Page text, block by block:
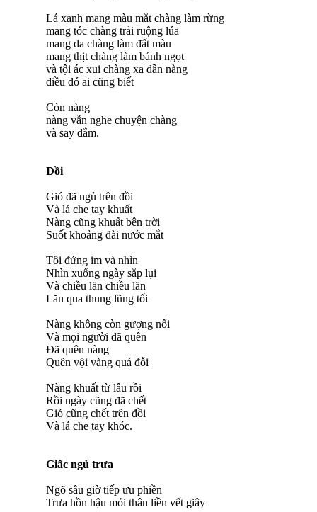
Lá xanh mang màu mắt chàng làm rừng
mang tóc chàng trải ruộng lúa
mang da chàng làm đất màu
mang thịt chàng làm bánh ngọt
và tội ác xui chàng xa dần nàng
điều đó ai cũng biết
Còn nàng
nàng vẫn nghe chuyện chàng
và say đắm.
Đồi
Gió đã ngủ trên đồi
Và lá che tay khuất
Nàng cũng khuất bên trời
Suốt khoảng dài nước mắt
Tôi đứng im và nhìn
Nhìn xuống ngày sắp lụi
Và chiều lăn chiều lăn
Lăn qua thung lũng tối
Nàng không còn gượng nổi
Và mọi người đã quên
Đã quên nàng
Quên vội vàng quá đỗi
Nàng khuất từ lâu rồi
Rồi ngày cũng đã chết
Gió cũng chết trên đồi
Và lá che tay khóc.
Giấc ngủ trưa
Ngõ sâu giờ tiếp ưu phiền
Trưa hồn hậu mỏi thân liền vết giây